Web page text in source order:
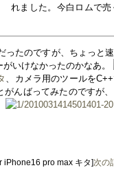
れました。今白ロムで
ったのですが、ちょっと
いけなかったのかなあ。
、カメラ用のツールを
がんばってみたのですが
iPhone16 pro max キタ]次の